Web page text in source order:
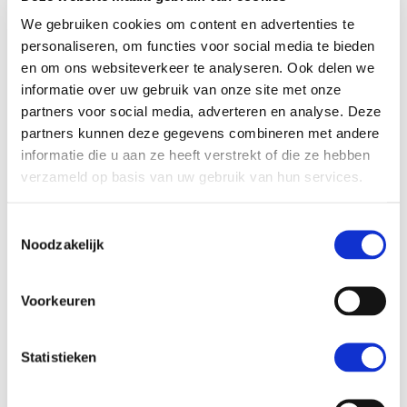
We gebruiken cookies om content en advertenties te
personaliseren, om functies voor social media te bieden
en om ons websiteverkeer te analyseren. Ook delen we
informatie over uw gebruik van onze site met onze
partners voor social media, adverteren en analyse. Deze
partners kunnen deze gegevens combineren met andere
informatie die u aan ze heeft verstrekt of die ze hebben
verzameld op basis van uw gebruik van hun services.
Noodzakelijk
Voorkeuren
Statistieken
ruim 20 jaar werkzaam in de financiële sector. Ze is haar
Clifford Chance. Na ING Investment Management,
Rabobank en De Nederlandsche Bank was zij werkzaam